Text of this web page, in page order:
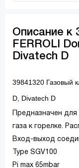
Описание к
FERROLI
Divatech D
39841320 Газовый
D, Divatech D
Предназначен
газа к горелке.
Вход-выход
Type SGV100
Pi max 65mbar